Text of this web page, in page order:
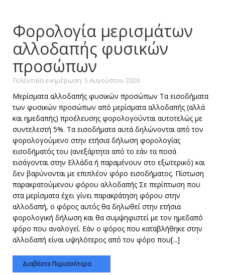
Φορολογία μερισμάτων
αλλοδαπής φυσικών
προσώπων
Τελευταία ενημέρωση: 5 Αυγούστου 2020
Μερίσματα αλλοδαπής φυσικών προσώπων Τα εισοδήματα
των φυσικών προσώπων από μερίσματα αλλοδαπής (αλλά
και ημεδαπής) προέλευσης φορολογούνται αυτοτελώς με
συντελεστή 5%. Τα εισοδήματα αυτά δηλώνονται από τον
φορολογούμενο στην ετήσια δήλωση φορολογίας
εισοδήματός του (ανεξάρτητα από το εάν τα ποσά
εισάγονται στην Ελλάδα ή παραμένουν στο εξωτερικό) και
δεν βαρύνονται με επιπλέον φόρο εισοδήματος. Πίστωση
παρακρατούμενου φόρου αλλοδαπής Σε περίπτωση που
στα μερίσματα έχει γίνει παρακράτηση φόρου στην
αλλοδαπή, ο φόρος αυτός θα δηλωθεί στην ετήσια
φορολογική δήλωση και θα συμψηφιστεί με τον ημεδαπό
φόρο που αναλογεί. Εάν ο φόρος που καταβλήθηκε στην
αλλοδαπή είναι υψηλότερος από τον φόρο που[...]
Διαβάστε Περισσότερα